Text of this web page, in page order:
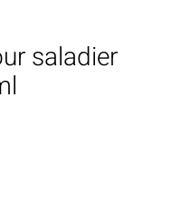
saladier